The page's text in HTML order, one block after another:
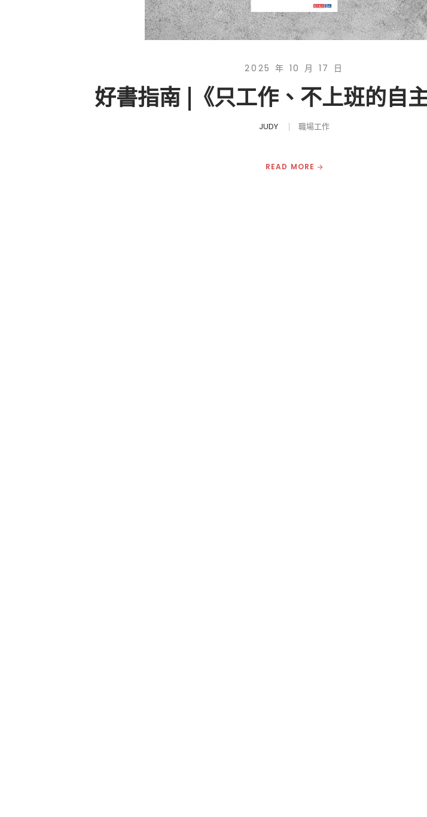
2025 年 10 月 17 日
好書指南 |《只工作、不上班的自
JUDY 職場工作
READ MORE